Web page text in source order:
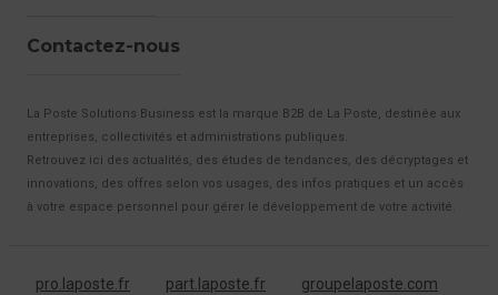
La Poste Solutions Business est la marque B2B de La Poste, destinée aux
entreprises, collectivités et administrations publiques.
Retrouvez ici des actualités, des études de tendances, des décryptages et
innovations, des offres selon vos usages, des infos pratiques et un accès
à votre espace personnel pour gérer le développement de votre activité.
Contactez-nous
pro.laposte.fr part.laposte.fr groupelaposte.com